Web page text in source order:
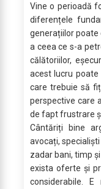
Vine o perioadă
diferențele
generațiilor poate
a ceea ce s-a
călătoriilor,
acest lucru
care trebuie să
perspective care
de fapt frustrare
Cântăriți bine
avocați,
zadar bani, timp
exista oferte și
considerabile.